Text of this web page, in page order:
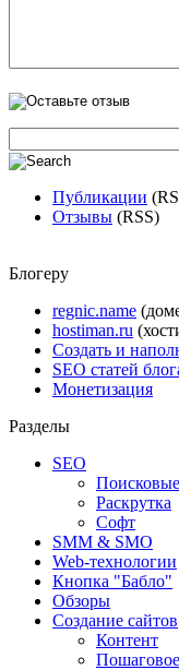
Публикации
Отзывы (RSS)
Блогеру
regnic.name
hostiman.ru
Создать и
SEO статей
Монетизация
Разделы
SEO
Раскрутка
Софт
SMM & SMO
Web-технологии
Кнопка "Бабло"
Обзоры
Создание сайтов
Контент
Пошаговое